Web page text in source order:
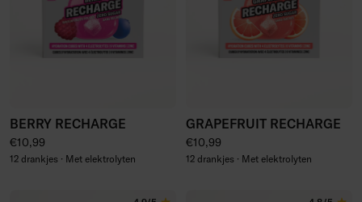
BERRY RECHARGE
Normale prijs
€10,99
12 drankjes · Met elektrolyten
GRAPEFRUIT RECHARGE
Normale prijs
€10,99
12 drankjes · Met elektrolyten